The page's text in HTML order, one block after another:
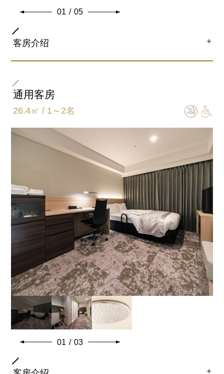
01 / 05
客房介绍 ＋
套房
122㎝×208㎝
完全独立的浴室和卫生间
加床
加床(可)/加婴儿床(可)
同床儿童限定2名。
全室客房设备及备品
通用客房
26.4㎡ / 1～2名
01 / 03
＋